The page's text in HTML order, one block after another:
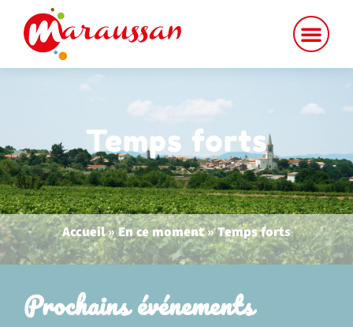
principal
Temps forts
Accueil»En ce moment»Temps forts
Prochains événements